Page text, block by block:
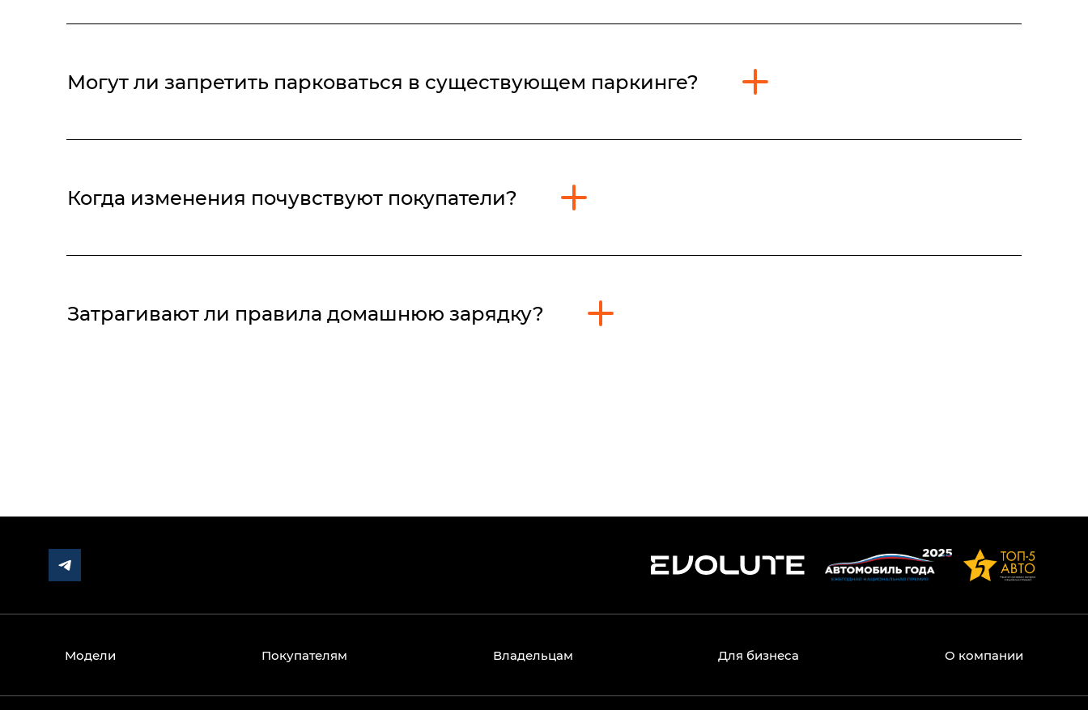
Могут ли запретить парковаться в существующем паркинге?
Когда изменения почувствуют покупатели?
Затрагивают ли правила домашнюю зарядку?
Модели Покупателям Владельцам Для бизнеса О компании